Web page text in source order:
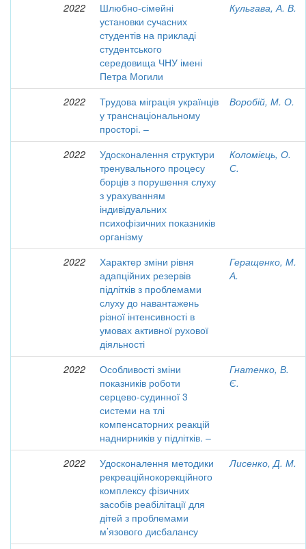
2022
Шлюбно-сімейні
установки сучасних
студентів на прикладі
студентського
середовища ЧНУ імені
Петра Могили
Кульгава, А. В.
2022
Трудова міграція українців
у транснаціональному
просторі. –
Воробій, М. О.
2022
Удосконалення структури
тренувального процесу
борців з порушення слуху
з урахуванням
індивідуальних
психофізичних показників
організму
Коломієць, О.
С.
2022
Характер зміни рівня
адапційних резервів
підлітків з проблемами
слуху до навантажень
різної інтенсивності в
умовах активної рухової
діяльності
Геращенко, М.
А.
2022
Особливості зміни
показників роботи
серцево-судинної 3
системи на тлі
компенсаторних реакцій
наднирників у підлітків. –
Гнатенко, В.
Є.
2022
Удосконалення методики
рекреаційнокорекційного
комплексу фізичних
засобів реабілітації для
дітей з проблемами
м’язового дисбалансу
Лисенко, Д. М.